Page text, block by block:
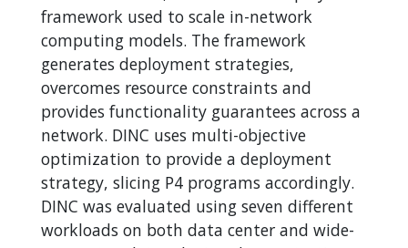
framework used to scale in-network
computing models. The framework
generates deployment strategies,
overcomes resource constraints and
provides functionality guarantees across a
network. DINC uses multi-objective
optimization to provide a deployment
strategy, slicing P4 programs accordingly.
DINC was evaluated using seven different
workloads on both data center and wide-